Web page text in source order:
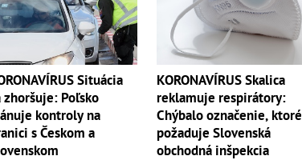
Situácia
zhoršuje: Poľsko
kontroly na
s Českom a
KORONAVÍRUS Skalica
reklamuje respirátory:
Chýbalo označenie, ktoré
požaduje Slovenská
obchodná inšpekcia